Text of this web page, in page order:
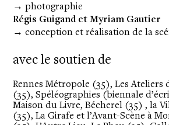
→ photographie
Régis Guigand et Myriam Gautier
→ conception et réalisation de la
avec le soutien de
Rennes Métropole (35), Les Ateliers
(35), Spéléographies (biennale
Maison du Livre, Bécherel (35) , la
(35), La Girafe et l’Avant-Scène à